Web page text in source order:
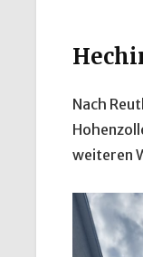
Nach
weiteren